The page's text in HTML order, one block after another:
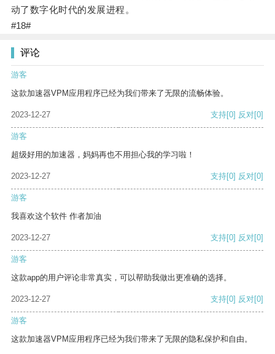
动了数字化时代的发展进程。
#18#
评论
游客
这款加速器VPM应用程序已经为我们带来了无限的流畅体验。
2023-12-27 支持[0] 反对[0]
游客
超级好用的加速器，妈妈再也不用担心我的学习啦！
2023-12-27 支持[0] 反对[0]
游客
我喜欢这个软件 作者加油
2023-12-27 支持[0] 反对[0]
游客
这款app的用户评论非常真实，可以帮助我做出更准确的选择。
2023-12-27 支持[0] 反对[0]
游客
这款加速器VPM应用程序已经为我们带来了无限的隐私保护和自由。